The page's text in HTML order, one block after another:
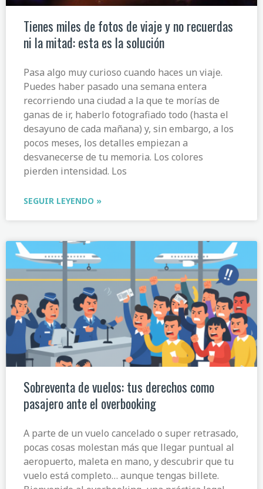
Tienes miles de fotos de viaje y no recuerdas
ni la mitad: esta es la solución
Pasa algo muy curioso cuando haces un viaje.
Puedes haber pasado una semana entera
recorriendo una ciudad a la que te morías de
ganas de ir, haberlo fotografiado todo (hasta el
desayuno de cada mañana) y, sin embargo, a los
pocos meses, los detalles empiezan a
desvanecerse de tu memoria. Los colores
pierden intensidad. Los
SEGUIR LEYENDO »
Sobreventa de vuelos: tus derechos como
pasajero ante el overbooking
A parte de un vuelo cancelado o super retrasado,
pocas cosas molestan más que llegar puntual al
aeropuerto, maleta en mano, y descubrir que tu
vuelo está completo… aunque tengas billete.